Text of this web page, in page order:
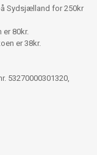
Sydsjælland for 250kr
80kr.
er 38kr.
53270000301320,